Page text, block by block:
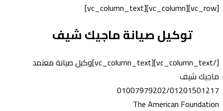
[vc_row][vc_column][vc_column_text]
توكيل صيانة ماجيك شيف
[/vc_column_text][vc_column_text]وكيل صيانة معتمد
ماجيك شيف
01007979202/01201501217
The American Foundation